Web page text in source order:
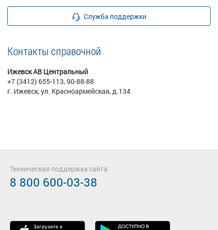
Служба поддержки
Контакты справочной
Ижевск АВ Центральный
+7 (3412) 655-113, 90-88-88
г. Ижевск, ул. Красноармейская, д.134
Техническая поддержка сайта
8 800 600-03-38